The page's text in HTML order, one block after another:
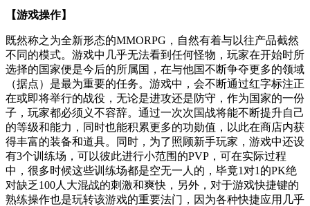
【游戏操作】
既然称之为全新形态的MMORPG，自然有着与以往产品截然
不同的模式。游戏中几乎无法看到任何怪物，玩家在开始时所
选择的国家便是今后的所属国，在与他国不断争夺更多的领域
（据点）是最为重要的任务。游戏中，会不断通过红字标注正
在或即将举行的战役，无论是进攻还是防守，作为国家的一份
子，玩家都必须义不容辞。通过一次次国战将能不断提升自己
的等级和能力，同时也能积累更多的功勋值，以此在商店内获
得丰富的装备和道具。同时，为了照顾新手玩家，游戏中还设
有3个训练场，可以彼此进行小范围的PVP，可在实际过程
中，很多时候这些训练场都是空无一人的，毕竟1对1的PK绝
对缺乏100人大混战的刺激和爽快，另外，对于游戏快捷键的
熟练操作也是玩转该游戏的重要法门，因为各种快捷应用几乎